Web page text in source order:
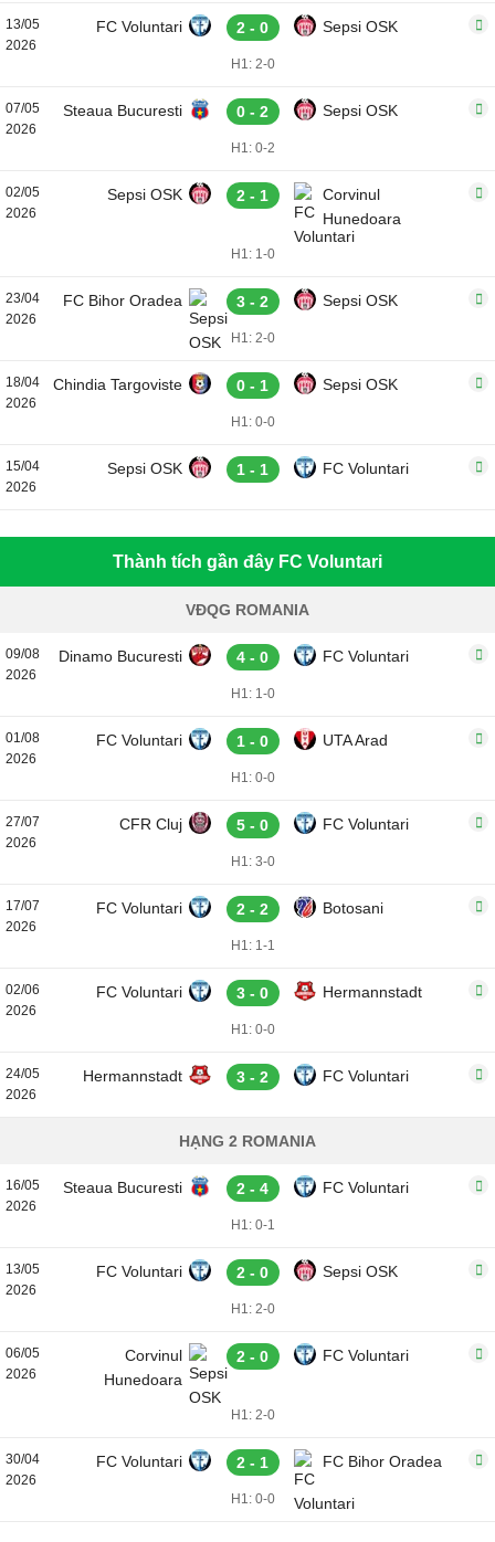
13/05
2026
FC Voluntari 2 - 0 Sepsi OSK
H1: 2-0
07/05
2026
Steaua Bucuresti 0 - 2 Sepsi OSK
H1: 0-2
02/05
2026
Sepsi OSK 2 - 1
Corvinul
Hunedoara
H1: 1-0
23/04
2026
FC Bihor Oradea 3 - 2 Sepsi OSK
H1: 2-0
18/04
2026
Chindia Targoviste 0 - 1 Sepsi OSK
H1: 0-0
15/04
2026
Sepsi OSK 1 - 1 FC Voluntari
Thành tích gần đây FC Voluntari
VĐQG ROMANIA
09/08
2026
Dinamo Bucuresti 4 - 0 FC Voluntari
H1: 1-0
01/08
2026
FC Voluntari 1 - 0 UTA Arad
H1: 0-0
27/07
2026
CFR Cluj 5 - 0 FC Voluntari
H1: 3-0
17/07
2026
FC Voluntari 2 - 2 Botosani
H1: 1-1
02/06
2026
FC Voluntari 3 - 0 Hermannstadt
H1: 0-0
24/05
2026
Hermannstadt 3 - 2 FC Voluntari
HẠNG 2 ROMANIA
16/05
2026
Steaua Bucuresti 2 - 4 FC Voluntari
H1: 0-1
13/05
2026
FC Voluntari 2 - 0 Sepsi OSK
H1: 2-0
06/05
2026
Corvinul
Hunedoara
2 - 0 FC Voluntari
H1: 2-0
30/04
2026
FC Voluntari 2 - 1 FC Bihor Oradea
H1: 0-0